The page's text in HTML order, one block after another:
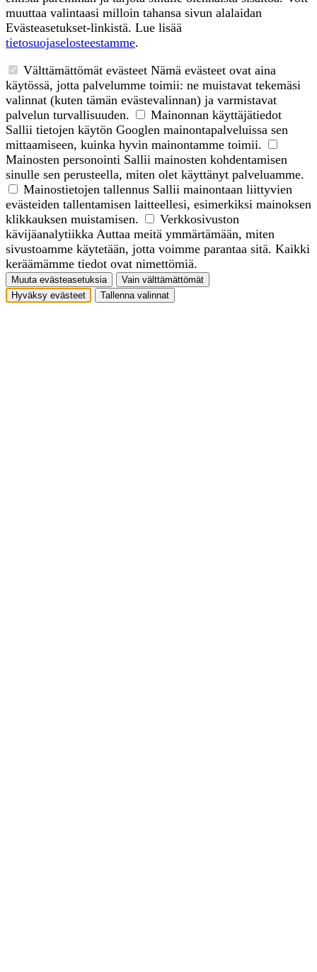
muuttaa valintaasi milloin tahansa sivun alalaidan
Evästeasetukset-linkistä. Lue lisää
tietosuojaselosteestamme.
Välttämättömät evästeet Nämä evästeet ovat aina
käytössä, jotta palvelumme toimii: ne muistavat tekemäsi
valinnat (kuten tämän evästevalinnan) ja varmistavat
palvelun turvallisuuden.
Mainonnan käyttäjätiedot
Sallii tietojen käytön Googlen mainontapalveluissa sen
mittaamiseen, kuinka hyvin mainontamme toimii.
Mainosten personointi Sallii mainosten kohdentamisen
sinulle sen perusteella, miten olet käyttänyt palveluamme.
Mainostietojen tallennus Sallii mainontaan liittyvien
evästeiden tallentamisen laitteellesi, esimerkiksi mainoksen
klikkauksen muistamisen.
Verkkosivuston
kävijäanalytiikka Auttaa meitä ymmärtämään, miten
sivustoamme käytetään, jotta voimme parantaa sitä. Kaikki
keräämämme tiedot ovat nimettömiä.
Muuta evästeasetuksia
Vain välttämättömät
Hyväksy evästeet
Tallenna valinnat